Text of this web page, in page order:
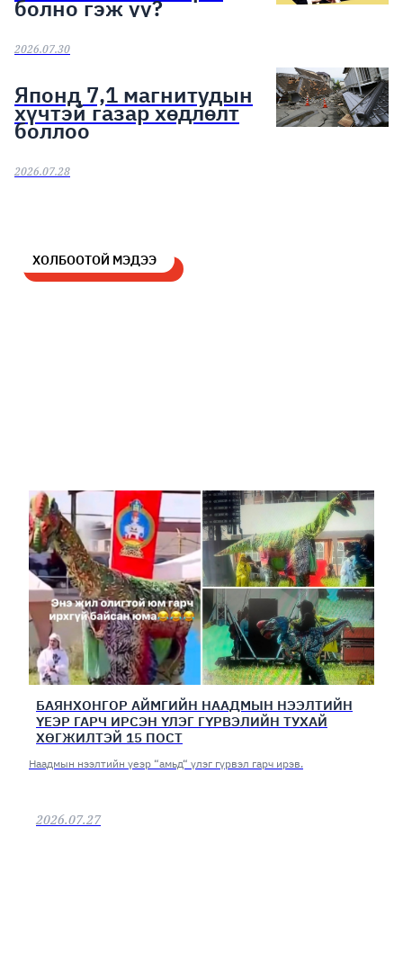
болно гэж үү?
2026.07.30
Японд 7,1 магнитудын
хүчтэй газар хөдлөлт
боллоо
2026.07.28
ХОЛБООТОЙ МЭДЭЭ
БАЯНХОНГОР АЙМГИЙН НААДМЫН НЭЭЛТИЙН
ҮЕЭР ГАРЧ ИРСЭН ҮЛЭГ ГҮРВЭЛИЙН ТУХАЙ
ХӨГЖИЛТЭЙ 15 ПОСТ
Наадмын нээлтийн үеэр “амьд“ үлэг гүрвэл гарч ирэв.
2026.07.27